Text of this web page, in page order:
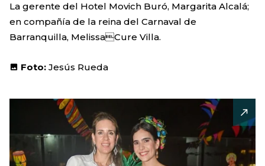
La gerente del Hotel Movich Buró, Margarita Alcalá;
en compañía de la reina del Carnaval de
Barranquilla, MelissaCure Villa.
Foto: Jesús Rueda